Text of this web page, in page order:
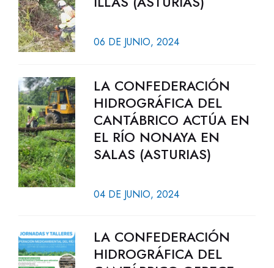
06 DE JUNIO, 2024
LA CONFEDERACIÓN
HIDROGRÁFICA DEL
CANTÁBRICO ACTÚA EN
EL RÍO NONAYA EN
SALAS (ASTURIAS)
04 DE JUNIO, 2024
LA CONFEDERACIÓN
HIDROGRÁFICA DEL